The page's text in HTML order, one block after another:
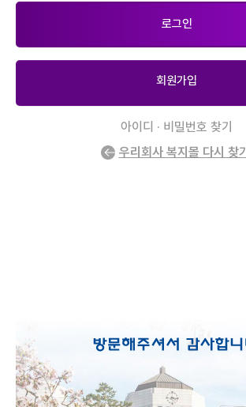
회원가입
아이디 · 비밀번호 찾기
우리회사 복지몰 다시 찾기